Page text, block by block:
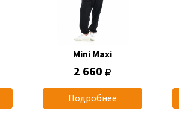
Mini Maxi
2 660
Подробнее